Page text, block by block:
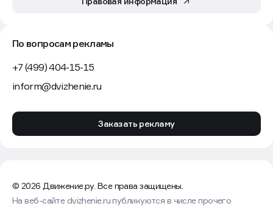
По вопросам рекламы
+7 (499) 404-15-15
inform@dvizhenie.ru
Заказать рекламу
© 2026 Движение.ру. Все права защищены.
На веб-сайте dvizhenie.ru публикуются в числе прочего